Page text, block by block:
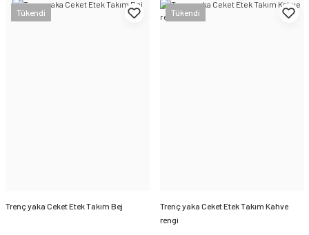
Tükendi
Trenç yaka Ceket Etek Takım Bej
Tükendi
Trenç yaka Ceket Etek Takım Kahve
rengi